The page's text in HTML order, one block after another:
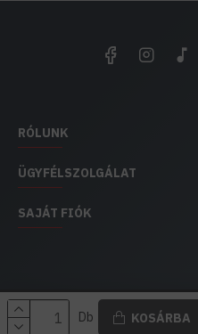
Db KOSÁRBA
RÓLUNK
ÜGYFÉLSZOLGÁLAT
SAJÁT FIÓK
EH IMPEX / Copyright